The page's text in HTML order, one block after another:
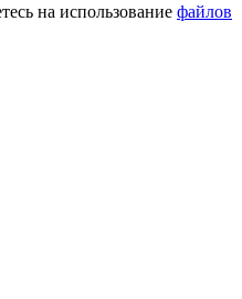
на использование файлов